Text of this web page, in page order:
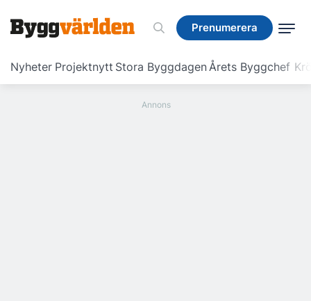
Prenumerera
Nyheter Projektnytt Stora ByggdagenÅrets Byggchef
Prenumerera